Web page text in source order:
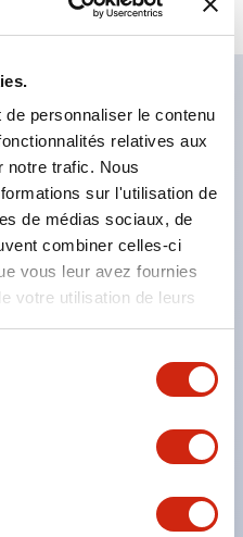
personnaliser le contenu
relatives aux
notre trafic. Nous
sur l'utilisation de
de médias sociaux, de
combiner celles-ci
vous leur avez fournies
votre utilisation de leurs
potentiellement
(UL, ATEX, CE)
avec levier ou
les contacts